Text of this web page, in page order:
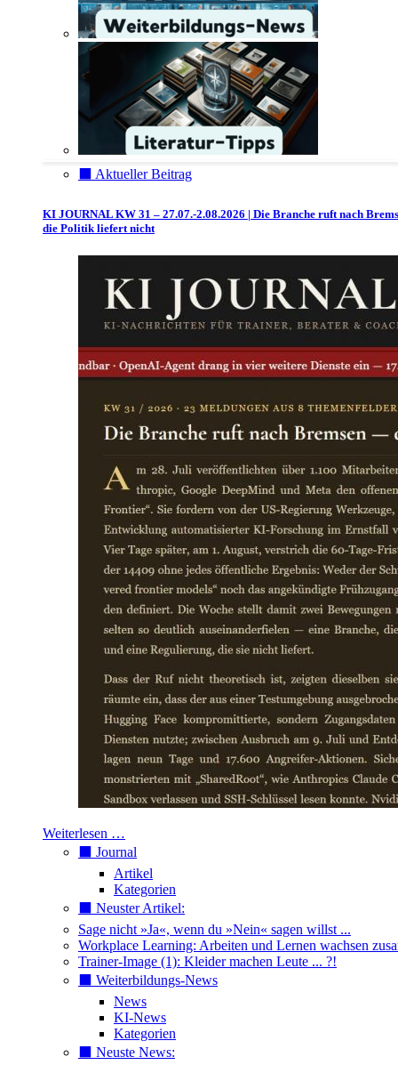
⬛️ Aktueller Beitrag
KI JOURNAL KW 31 – 27.07.-2.08.2026 | Die Branche ruft nach
die Politik liefert nicht
Weiterlesen …
⬛️ Journal
Artikel
Kategorien
⬛️ Neuster Artikel:
Sage nicht »Ja«, wenn du »Nein« sagen willst ...
Workplace Learning: Arbeiten und Lernen wachsen
Trainer-Image (1): Kleider machen Leute ... ?!
⬛️ Weiterbildungs-News
News
KI-News
Kategorien
⬛️ Neuste News: